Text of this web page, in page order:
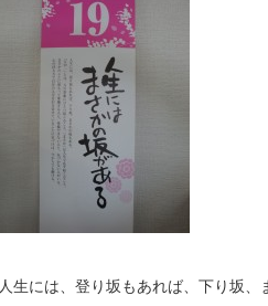
人生には、登り坂もあれば、下り坂、